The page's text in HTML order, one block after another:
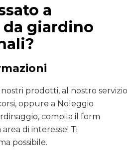
a
da giardino
nostri prodotti, al nostro servizio
oppure a Noleggio
compila il form
di interesse! Ti
possibile.